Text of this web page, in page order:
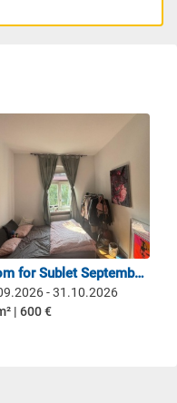
Room for Sublet September - October
- 31.10.2026
| 600 €